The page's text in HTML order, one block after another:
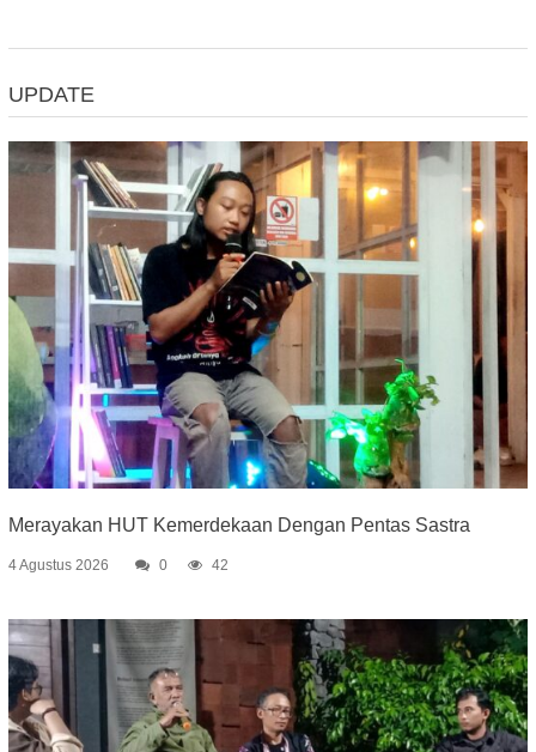
UPDATE
Merayakan HUT Kemerdekaan Dengan Pentas Sastra
4 Agustus 2026 0 42